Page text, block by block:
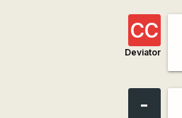
СС
Deviator
-